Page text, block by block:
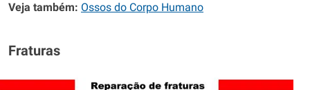
Veja também: Ossos do Corpo Humano
Fraturas